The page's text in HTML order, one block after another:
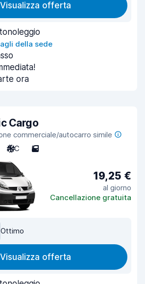
Visualizza offerta
della sede
ora
Cargo
commerciale/autocarro simile
A/C 5
19,25 €
al giorno
Cancellazione gratuita
Ottimo
Visualizza offerta